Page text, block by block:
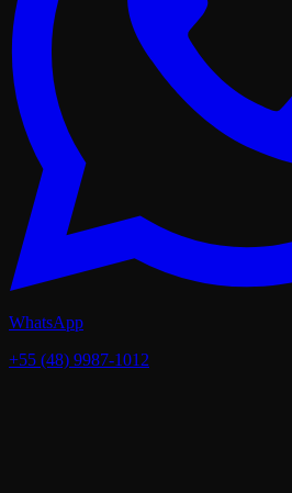
WhatsApp
+55 (48) 9987-1012